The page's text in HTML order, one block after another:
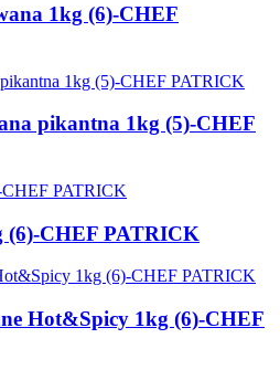
1kg (6)-CHEF
pikantna 1kg (5)-CHEF
(6)-CHEF PATRICK
Hot&Spicy 1kg (6)-CHEF